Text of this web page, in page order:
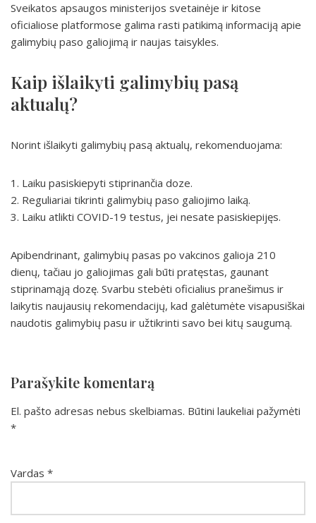
Sveikatos apsaugos ministerijos svetainėje ir kitose
oficialiose platformose galima rasti patikimą informaciją apie
galimybių paso galiojimą ir naujas taisykles.
Kaip išlaikyti galimybių pasą
aktualų?
Norint išlaikyti galimybių pasą aktualų, rekomenduojama:
1. Laiku pasiskiepyti stiprinančia doze.
2. Reguliariai tikrinti galimybių paso galiojimo laiką.
3. Laiku atlikti COVID-19 testus, jei nesate pasiskiepijęs.
Apibendrinant, galimybių pasas po vakcinos galioja 210
dienų, tačiau jo galiojimas gali būti pratęstas, gaunant
stiprinamąją dozę. Svarbu stebėti oficialius pranešimus ir
laikytis naujausių rekomendacijų, kad galėtumėte visapusiškai
naudotis galimybių pasu ir užtikrinti savo bei kitų saugumą.
Parašykite komentarą
El. pašto adresas nebus skelbiamas. Būtini laukeliai pažymėti
*
Vardas *